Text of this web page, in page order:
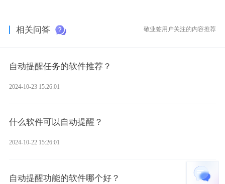
相关问答 敬业签用户关注的内容推荐
自动提醒任务的软件推荐？
2024-10-23 15:26:01
什么软件可以自动提醒？
2024-10-22 15:26:01
自动提醒功能的软件哪个好？